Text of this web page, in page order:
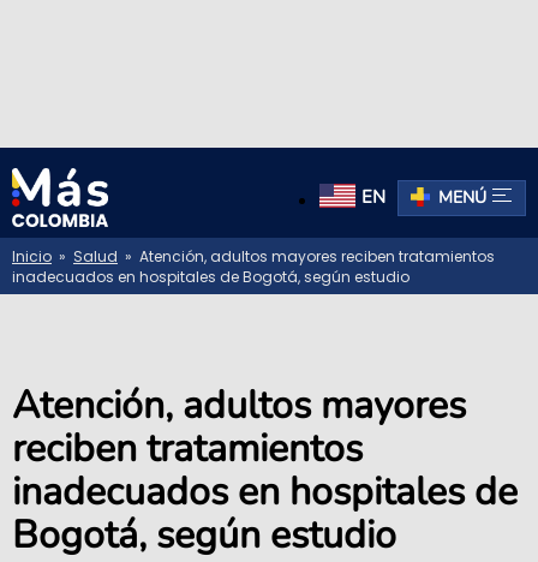
EN MENÚ
Inicio » Salud » Atención, adultos mayores reciben tratamientos
inadecuados en hospitales de Bogotá, según estudio
Atención, adultos mayores
reciben tratamientos
inadecuados en hospitales de
Bogotá, según estudio